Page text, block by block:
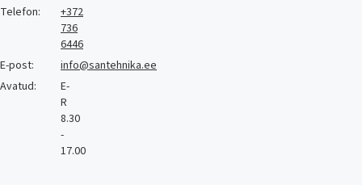
Telefon:
+372
736
6446
E-post:
info@santehnika.ee
Avatud:
E-
R
8.30
-
17.00